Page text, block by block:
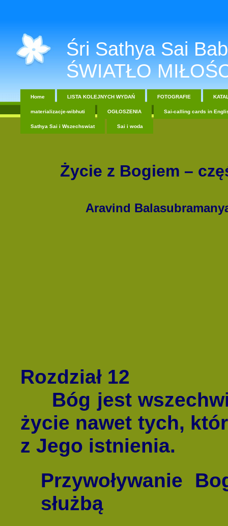
Śri Sathya Sai
ŚWIATŁO
Home LISTA KOLEJNYCH WYDAŃ FOTOGRAFIE
materializacje-wibhuti OGŁOSZENIA Sai-calling cards in
Sathya Sai i Wszechswiat Sai i woda
Życie z Bogiem –
Aravind
Rozdział 12
Bóg jest
życie nawet tych,
z Jego istnienia.
Przywoływanie
służbą